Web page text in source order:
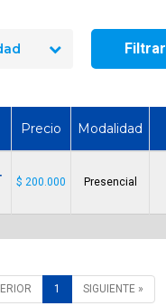
Filtrar
Precio Modalidad
$ 200.000 Presencial
1 SIGUIENTE »